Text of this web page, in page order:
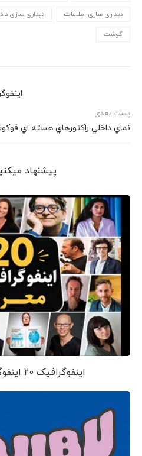
دیداری سازی اطلاعات دیداری سازی
گوشت
پست بعدی
نماي داخلي راكتورهاي هسته اي
پیشنهاد می‎کنیم ببینید
اینفوگرافیک 20 اینفوگرافیست معروف